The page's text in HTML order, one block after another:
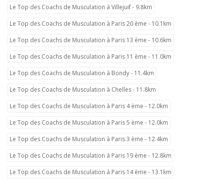
Le Top des Coachs de Musculation à Villejuif - 9.8km
Le Top des Coachs de Musculation à Paris 20 ème - 10.1km
Le Top des Coachs de Musculation à Paris 13 ème - 10.6km
Le Top des Coachs de Musculation à Paris 11 ème - 11.0km
Le Top des Coachs de Musculation à Bondy - 11.4km
Le Top des Coachs de Musculation à Chelles - 11.8km
Le Top des Coachs de Musculation à Paris 4 ème - 12.0km
Le Top des Coachs de Musculation à Paris 5 ème - 12.0km
Le Top des Coachs de Musculation à Paris 3 ème - 12.4km
Le Top des Coachs de Musculation à Paris 19 ème - 12.8km
Le Top des Coachs de Musculation à Paris 14 ème - 13.1km